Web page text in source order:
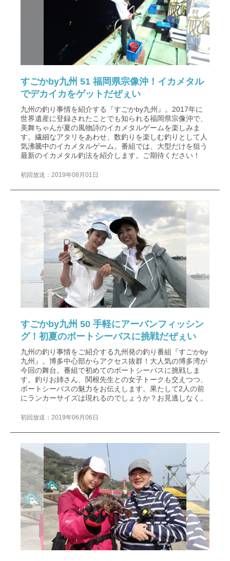
すごかby九州 51 福岡県宗像沖！イカメタル
でデカイカをゲットだぜぇい
九州の釣り事情を紹介する『すごかby九州』。2017年に
世界遺産に登録されたことでも知られる福岡県宗像沖で、
美舞ちゃんが夏の風物詩のイカメタルゲームを楽しみま
す。繊細なアタリをあわせ、数釣りを楽しむ釣りとして人
気沸騰中のイカメタルゲーム。番組では、大型だけを狙う
最新のイカメタル釣法を紹介します。ご期待ください！
初回放送：2019年08月01日
すごかby九州 50 手軽にアーバンフィッシン
グ！初夏のボートシーバスに挑戦だぜぇい
九州の釣り事情をご紹介する九州発の釣り番組『すごかby
九州』。博多中心部からアクセス抜群！大人気の博多湾が
今回の舞台。番組で初めてのボートシーバスに挑戦しま
す。釣りお姉さん、関根先生との女子トークも交えつつ、
ボートシーバスの魅力をお伝えします。果たして2人の前
にランカーサイズは現れるのでしょうか？お見逃しなく。
初回放送：2019年06月06日